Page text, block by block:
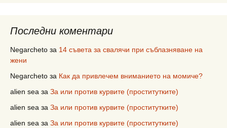
Последни коментари
Negarcheto за 14 съвета за свалячи при съблазняване на
жени
Negarcheto за Как да привлечем вниманието на момиче?
alien sea за За или против курвите (проститутките)
alien sea за За или против курвите (проститутките)
alien sea за За или против курвите (проститутките)